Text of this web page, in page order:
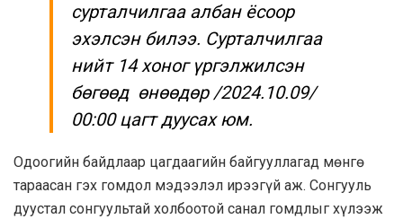
сурталчилгаа албан ёсоор
эхэлсэн билээ. Сурталчилгаа
нийт 14 хоног үргэлжилсэн
бөгөөд өнөөдөр /2024.10.09/
00:00 цагт дуусах юм.
Одоогийн байдлаар цагдаагийн байгууллагад мөнгө
тараасан гэх гомдол мэдээлэл ирээгүй аж. Сонгууль
дуустал сонгуультай холбоотой санал гомдлыг хүлээж